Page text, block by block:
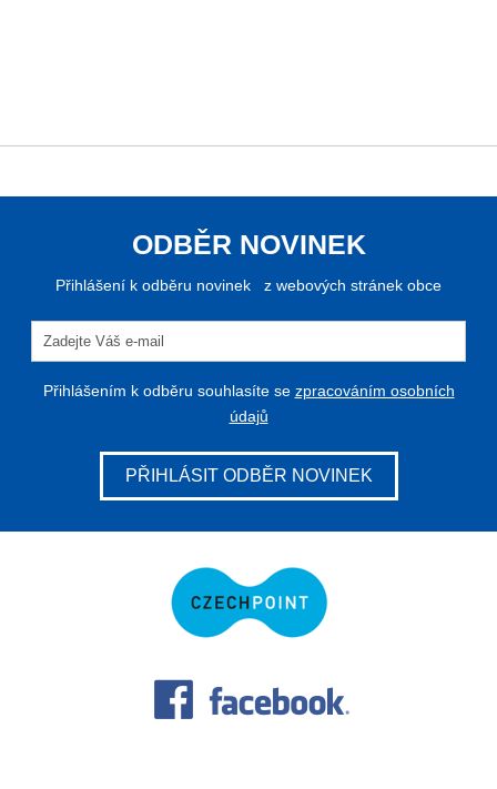
ODBĚR NOVINEK
Přihlášení k odběru novinek z webových stránek obce
Přihlášením k odběru souhlasíte se zpracováním osobních
údajů
PŘIHLÁSIT ODBĚR NOVINEK